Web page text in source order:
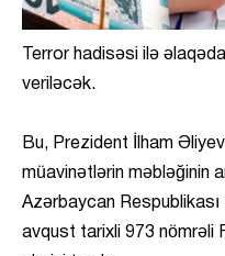
Terror hadisəsi ilə
veriləcək.
Bu, Prezident İlham
müavinətlərin məbləğinin
Azərbaycan
avqust tarixli 973 nömrəli